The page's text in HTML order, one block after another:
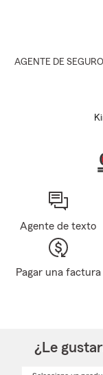
AGENTE DE
Agente de texto
Pagar una factura
¿Le